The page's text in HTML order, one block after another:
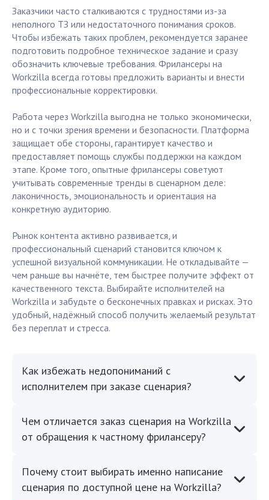
Заказчики часто сталкиваются с трудностями из-за
неполного ТЗ или недостаточного понимания сроков.
Чтобы избежать таких проблем, рекомендуется заранее
подготовить подробное техническое задание и сразу
обозначить ключевые требования. Фрилансеры на
Workzilla всегда готовы предложить варианты и внести
профессиональные корректировки.
Работа через Workzilla выгодна не только экономически,
но и с точки зрения времени и безопасности. Платформа
защищает обе стороны, гарантирует качество и
предоставляет помощь службы поддержки на каждом
этапе. Кроме того, опытные фрилансеры советуют
учитывать современные тренды в сценарном деле:
лаконичность, эмоциональность и ориентация на
конкретную аудиторию.
Рынок контента активно развивается, и
профессиональный сценарий становится ключом к
успешной визуальной коммуникации. Не откладывайте —
чем раньше вы начнёте, тем быстрее получите эффект от
качественного текста. Выбирайте исполнителей на
Workzilla и забудьте о бесконечных правках и рисках. Это
удобный, надёжный способ получить желаемый результат
без переплат и стресса.
Как избежать недопониманий с
исполнителем при заказе сценария?
Чем отличается заказ сценария на Workzilla
от обращения к частному фрилансеру?
Почему стоит выбирать именно написание
сценария по доступной цене на Workzilla?